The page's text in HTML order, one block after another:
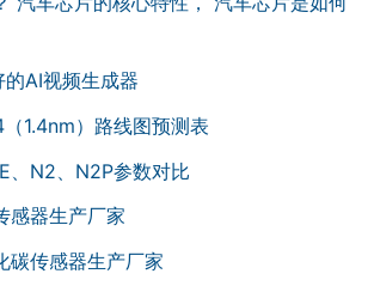
AI视频生成器
1.4nm）路线图预测表
、N2、N2P参数对比
感器生产厂家
碳传感器生产厂家